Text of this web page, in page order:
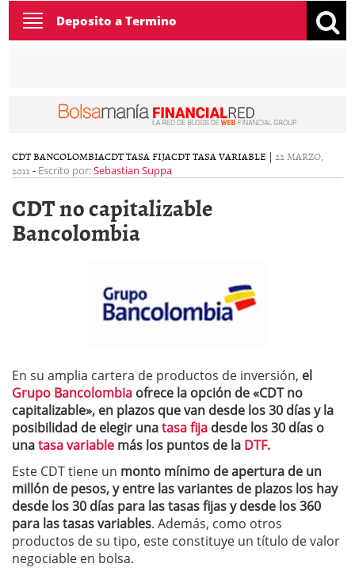
Toggle
navigation
Deposito a Termino
CDT BANCOLOMBIACDT TASA FIJACDT TASA VARIABLE | 22 MARZO,
2011 - Escrito por:Sebastian Suppa
CDT no capitalizable
Bancolombia
En su amplia cartera de productos de inversión, el
Grupo Bancolombia ofrece la opción de «CDT no
capitalizable», en plazos que van desde los 30 días y la
posibilidad de elegir unatasa fija desde los 30 días o
unatasa variable más los puntos de la DTF.
Este CDT tiene un monto mínimo de apertura de un
millón de pesos, y entre las variantes de plazos los hay
desde los 30 días para las tasas fijas y desde los 360
para las tasas variables. Además, como otros
productos de su tipo, este constituye un título de valor
negociable en bolsa.